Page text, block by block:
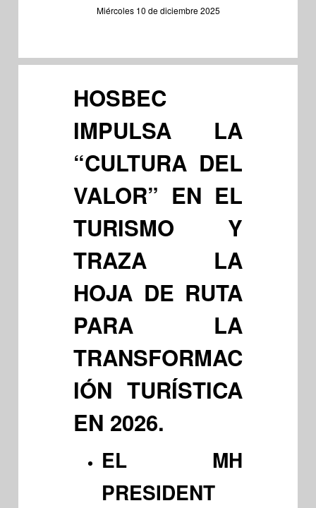
Miércoles 10 de diciembre 2025
HOSBEC
IMPULSA LA
“CULTURA DEL
VALOR” EN EL
TURISMO Y
TRAZA LA
HOJA DE RUTA
PARA LA
TRANSFORMAC
IÓN TURÍSTICA
EN 2026.
EL MH
PRESIDENT